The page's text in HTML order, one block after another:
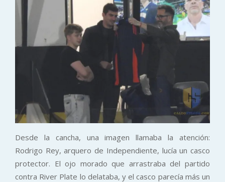
Desde la cancha, una imagen llamaba la atención:
Rodrigo Rey, arquero de Independiente, lucía un casco
protector. El ojo morado que arrastraba del partido
contra River Plate lo delataba, y el casco parecía más un